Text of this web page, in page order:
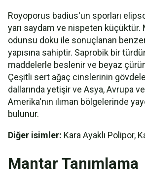
Royoporus badius'un sporları
yarı saydam ve nispeten küçüktür.
odunsu doku ile sonuçlanan
yapısına sahiptir. Saprobik bir
maddelerle beslenir ve beyaz
Çeşitli sert ağaç cinslerinin
dallarında yetişir ve Asya, Avrupa
Amerika'nın ılıman bölgelerinde
bulunur.
Diğer isimler: Kara Ayaklı Polipor,
Mantar Tanımlama